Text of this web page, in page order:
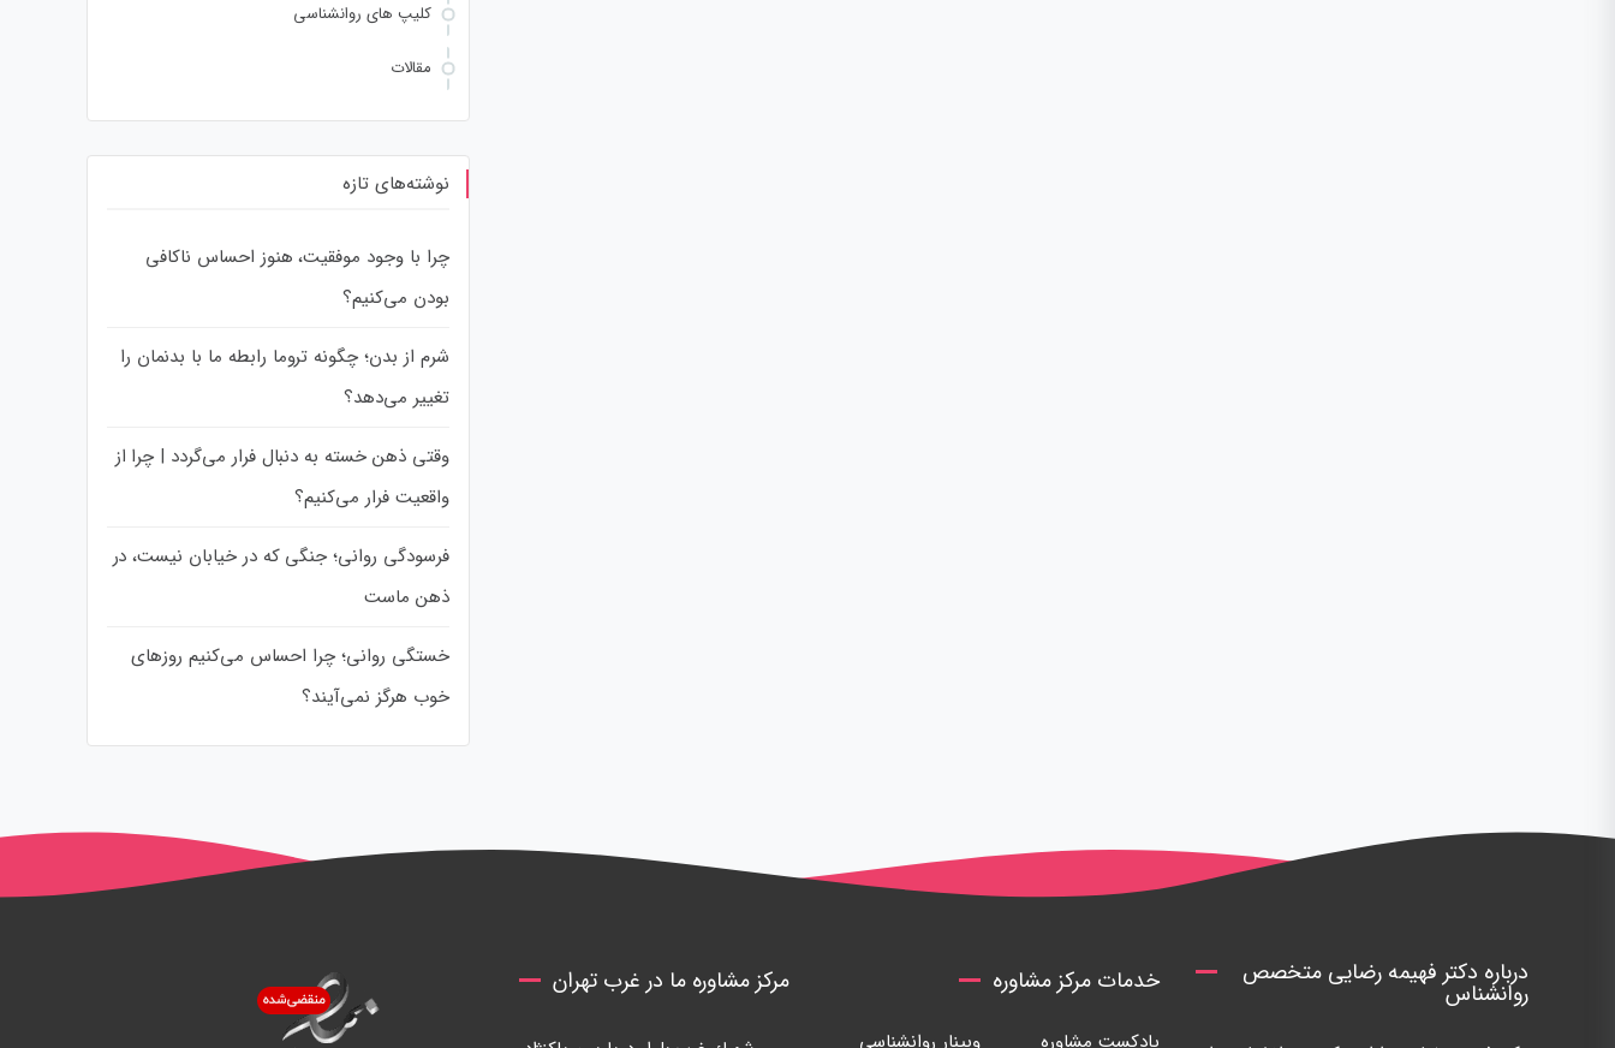
کلیپ های روانشناسی
مقالات
نوشته‌های تازه
چرا با وجود موفقیت، هنوز احساس ناکافی
بودن می‌کنیم؟
شرم از بدن؛ چگونه تروما رابطه ما با بدنمان را
تغییر می‌دهد؟
وقتی ذهن خسته به دنبال فرار می‌گردد | چرا از
واقعیت فرار می‌کنیم؟
فرسودگی روانی؛ جنگی که در خیابان نیست، در
ذهن ماست
خستگی روانی؛ چرا احساس می‌کنیم روزهای
خوب هرگز نمی‌آیند؟
درباره دکتر فهیمه رضایی متخصص
روانشناس خدمات مرکز مشاوره
پادکست مشاوره وبینار روانشناسی
مرکز مشاوره ما در غرب تهران